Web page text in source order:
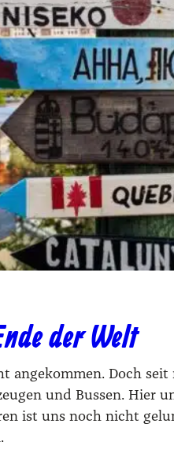
der Welt
angekommen. Doch
und Bussen. Hier
ist uns noch nicht